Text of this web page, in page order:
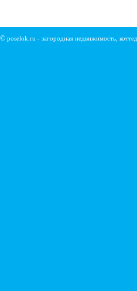
© poselok.ru - загородная недвижимость,